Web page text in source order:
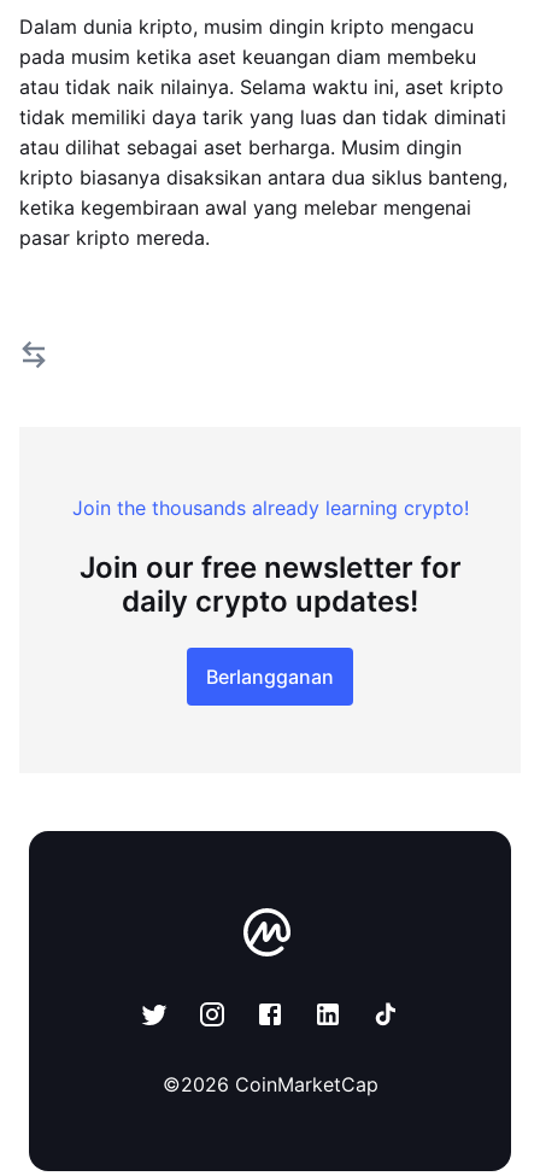
Dalam dunia kripto, musim dingin kripto mengacu
pada musim ketika aset keuangan diam membeku
atau tidak naik nilainya. Selama waktu ini, aset kripto
tidak memiliki daya tarik yang luas dan tidak diminati
atau dilihat sebagai aset berharga. Musim dingin
kripto biasanya disaksikan antara dua siklus banteng,
ketika kegembiraan awal yang melebar mengenai
pasar kripto mereda.
Join the thousands already learning crypto!
Join our free newsletter for
daily crypto updates!
Berlangganan
©2026 CoinMarketCap